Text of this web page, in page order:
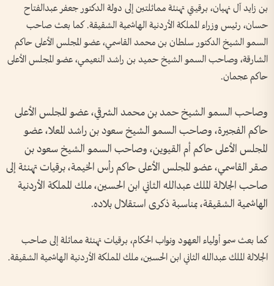
بن زايد آل نهيان، برقيتي تهنئة مماثلتين إلى دولة الدكتور جعفر عبدالفتاح
حسان، رئيس وزراء المملكة الأردنية الهاشمية الشقيقة. كما بعث صاحب
السمو الشيخ الدكتور سلطان بن محمد القاسمي، عضو المجلس الأعلى حاكم
الشارقة، وصاحب السمو الشيخ حميد بن راشد النعيمي، عضو المجلس الأعلى
حاكم عجمان.
وصاحب السمو الشيخ حمد بن محمد الشرقي، عضو المجلس الأعلى
حاكم الفجيرة، وصاحب السمو الشيخ سعود بن راشد المعلا، عضو
المجلس الأعلى حاكم أم القيوين، وصاحب السمو الشيخ سعود بن
صقر القاسمي، عضو المجلس الأعلى حاكم رأس الخيمة، برقيات تهنئة إلى
صاحب الجلالة الملك عبدالله الثاني ابن الحسين، ملك المملكة الأردنية
الهاشمية الشقيقة، بمناسبة ذكرى استقلال بلاده.
كما بعث سمو أولياء العهود ونواب الحكام، برقيات تهنئة مماثلة إلى صاحب
الجلالة الملك عبدالله الثاني ابن الحسين، ملك المملكة الأردنية الهاشمية الشقيقة.